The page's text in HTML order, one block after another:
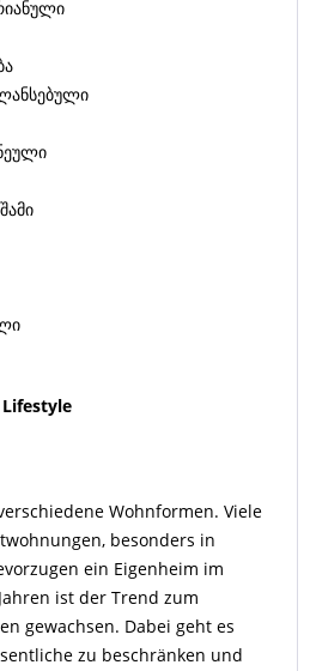
Wohnformen. Viele
besonders in
ein Eigenheim im
ist der Trend zum
gewachsen. Dabei geht es
zu beschränken und